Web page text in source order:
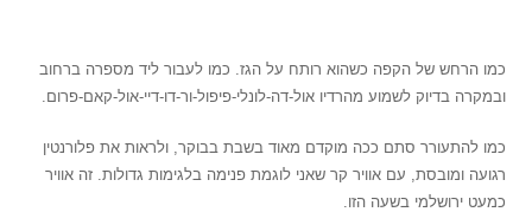
כמו הרחש של הקפה כשהוא רותח על הגז. כמו לעבור ליד מספרה ברחוב
ובמקרה בדיוק לשמוע מהרדיו אול-דה-לונלי-פיפול-ור-דו-דיי-אול-קאם-פרום.
כמו להתעורר סתם ככה מוקדם מאוד בשבת בבוקר, ולראות את פלורנטין
רגועה ומובסת, עם אוויר קר שאני לוגמת פנימה בלגימות גדולות. זה אוויר
כמעט ירושלמי בשעה הזו.